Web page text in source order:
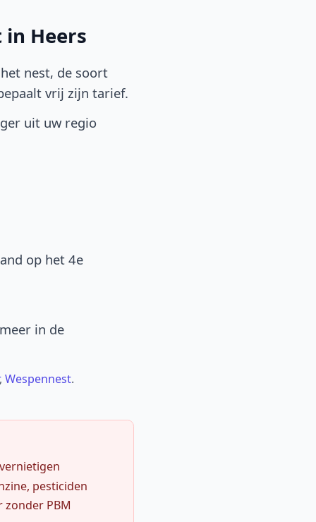
Heers
nest, de soort
vrij zijn tarief.
uit uw regio
op het 4e
in de
, Wespennest.
pesticiden
PBM